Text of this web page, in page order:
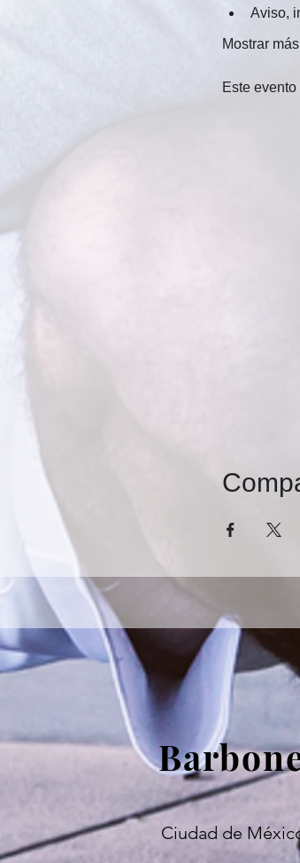
Aviso,
Mostrar más
Este
Ciudad de